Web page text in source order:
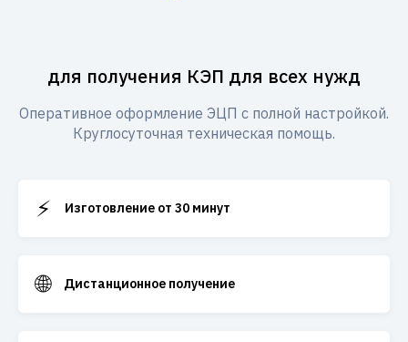
для получения КЭП для всех нужд
Оперативное оформление ЭЦП с полной настройкой.
Круглосуточная техническая помощь.
⚡ Изготовление от 30 минут
🌐 Дистанционное получение